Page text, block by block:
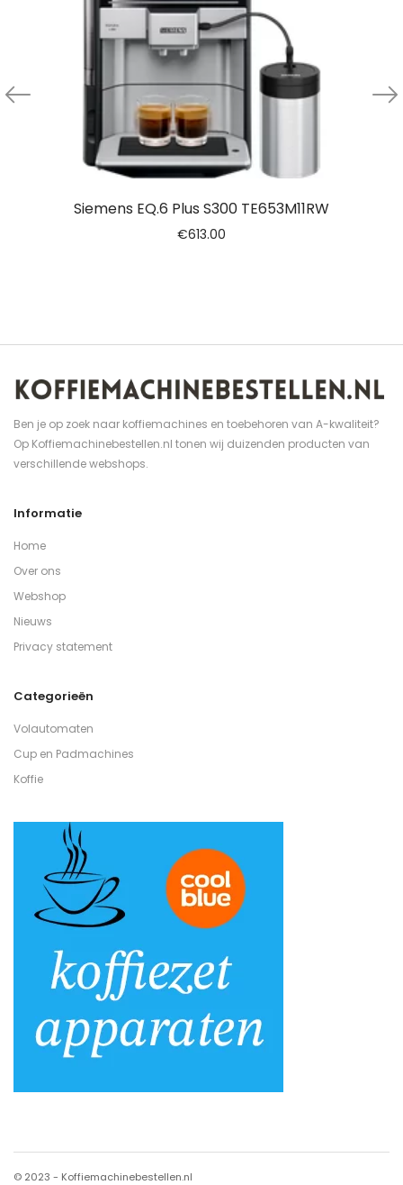
Siemens EQ.6 Plus S300 TE653M11RW
€613.00
Ben je op zoek naar koffiemachines en toebehoren van A-kwaliteit?
Op Koffiemachinebestellen.nl tonen wij duizenden producten van
verschillende webshops.
Informatie
Home
Over ons
Webshop
Nieuws
Privacy statement
Categorieën
Volautomaten
Cup en Padmachines
Koffie
© 2023 - Koffiemachinebestellen.nl